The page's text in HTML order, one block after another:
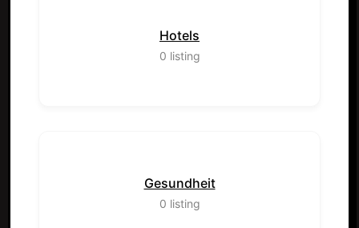
Hotels
0 listing
Gesundheit
0 listing